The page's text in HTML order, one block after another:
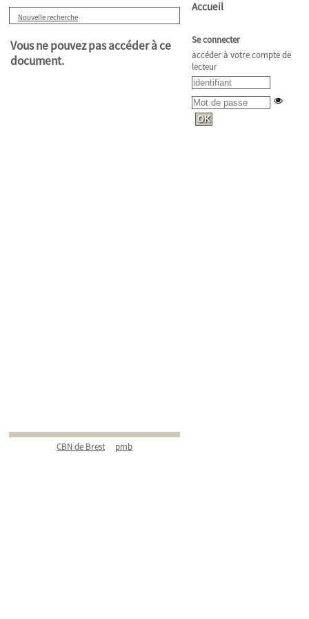
Nouvelle recherche
Vous ne pouvez pas accéder à ce
document.
CBN de Brest pmb
Accueil
Se connecter
accéder à votre compte de
lecteur